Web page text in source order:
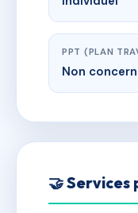
PPT (PLAN
Non
🤝